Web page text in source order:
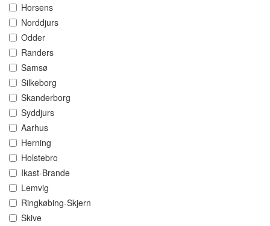
Horsens
Norddjurs
Odder
Randers
Samsø
Silkeborg
Skanderborg
Syddjurs
Aarhus
Herning
Holstebro
Ikast-Brande
Lemvig
Ringkøbing-Skjern
Skive